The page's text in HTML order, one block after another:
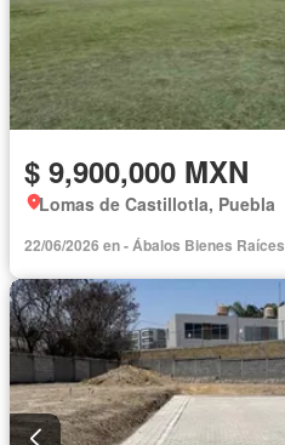
$ 9,900,000 MXN
Lomas de Castillotla, Puebla
22/06/2026 en - Ábalos Bienes Raíces